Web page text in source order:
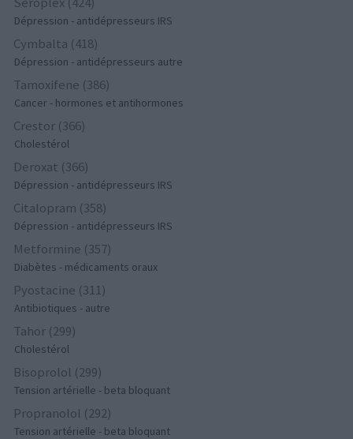
Dépression - antidépresseurs IRS
Cymbalta (418)
Dépression - antidépresseurs autre
Tamoxifene (386)
Cancer - hormones et antihormones
Crestor (366)
Cholestérol
Deroxat (366)
Dépression - antidépresseurs IRS
Citalopram (358)
Dépression - antidépresseurs IRS
Metformine (357)
Diabètes - médicaments oraux
Pyostacine (311)
Antibiotiques - autre
Tahor (299)
Cholestérol
Bisoprolol (299)
Tension artérielle - beta bloquant
Propranolol (292)
Tension artérielle - beta bloquant